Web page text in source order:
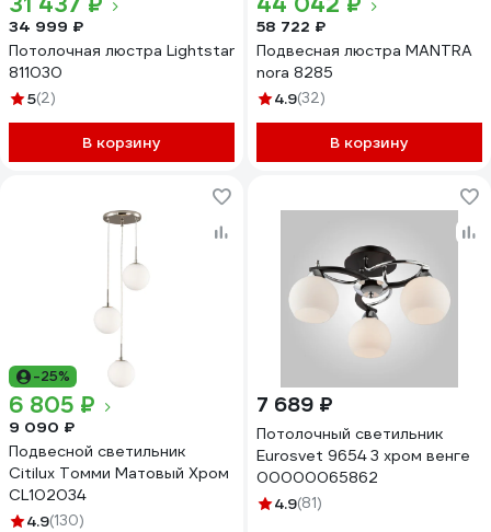
34 999 ₽
Потолочная люстра Lightstar
811030
5(2)
В корзину
58 722 ₽
Подвесная люстра MANTRA
nora 8285
4.9(32)
В корзину
-25%
6 805 ₽
9 090 ₽
Подвесной светильник
Citilux Томми Матовый Хром
CL102034
4.9(130)
7 689 ₽
Потолочный светильник
Eurosvet 9654 3 хром венге
00000065862
4.9(81)